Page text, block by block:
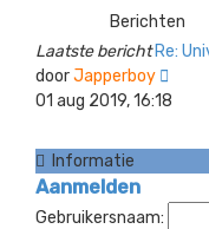
Berichten
Laatste bericht Re:
doorJapperboy
01 aug 2019, 16:18
Informatie
Aanmelden
Gebruikersnaam: